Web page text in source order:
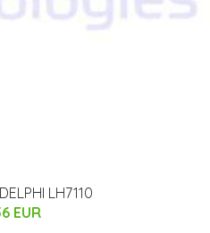
LH7110
EUR